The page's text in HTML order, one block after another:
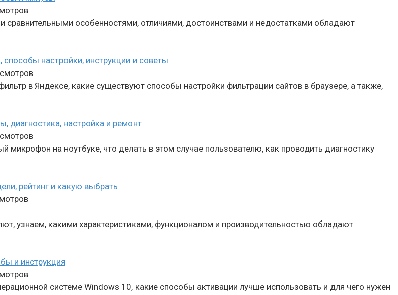
особенностями, отличиями, достоинствами и недостатками обладают
настройки, инструкции и советы
в Яндексе, какие существуют способы настройки фильтрации сайтов в браузере, а также,
диагностика, настройка и ремонт
на ноутбуке, что делать в этом случае пользователю, как проводить диагностику
рейтинг и какую выбрать
узнаем, какими характеристиками, функционалом и производительностью обладают
и инструкция
системе Windows 10, какие способы активации лучше использовать и для чего нужен